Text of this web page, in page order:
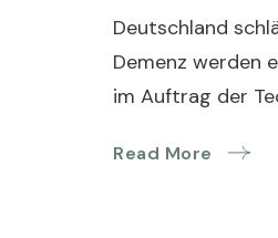
Deutschland
Demenz werden
im Auftrag der
Read More